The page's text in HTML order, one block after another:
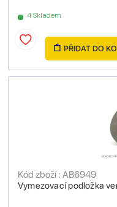
4 Skladem
PŘIDAT DO
Vymezovací podložka
Kód zboží : AB6949